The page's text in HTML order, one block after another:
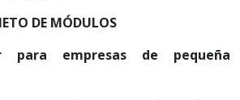
DE MÓDULOS
para empresas de pequeña